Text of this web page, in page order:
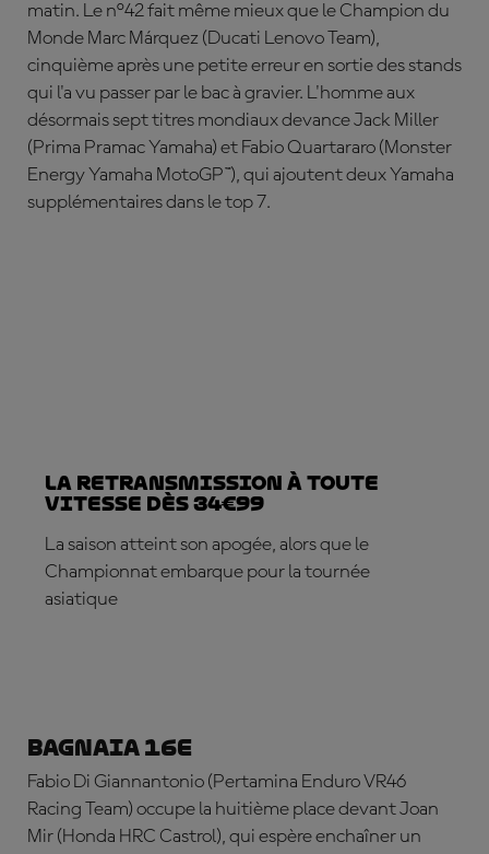
matin. Le n°42 fait même mieux que le Champion du
Monde Marc Márquez (Ducati Lenovo Team),
cinquième après une petite erreur en sortie des stands
qui l'a vu passer par le bac à gravier. L'homme aux
désormais sept titres mondiaux devanceJack Miller
(Prima Pramac Yamaha) et Fabio Quartararo (Monster
Energy Yamaha MotoGP™), qui ajoutent deux Yamaha
supplémentaires dans le top 7.
La retransmission à toute
vitesse dès 34€99
La saison atteint son apogée, alors que le
Championnat embarque pour la tournée
asiatique
Bagnaia 16e
Fabio Di Giannantonio (Pertamina Enduro VR46
Racing Team) occupe la huitième place devantJoan
Mir (Honda HRC Castrol), qui espère enchaîner un